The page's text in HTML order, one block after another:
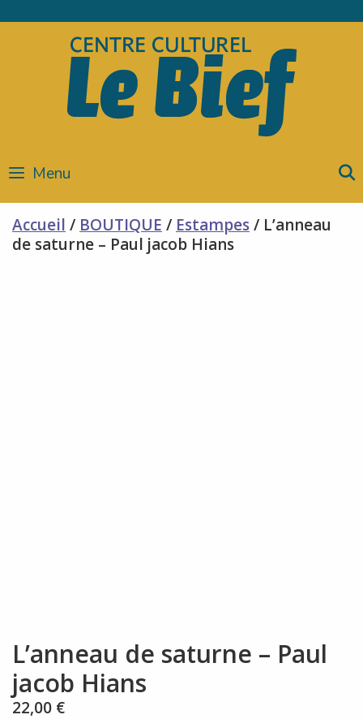
to
Menu
Accueil / BOUTIQUE / Estampes/ L’anneau
de saturne – Paul jacob Hians
L’anneau de saturne – Paul
jacob Hians
22,00 €